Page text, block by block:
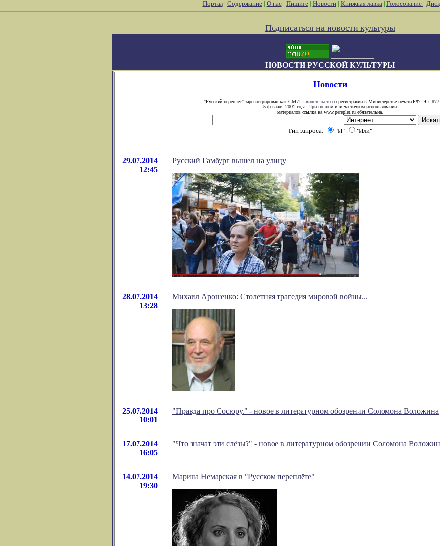
Портал| Содержание| О нас| Пишите| Новости| Книжная лавка| Голосование |
Подписаться на новости культуры
НОВОСТИ РУССКОЙ КУЛЬТУРЫ
Новости
"Русский переплет" зарегистрирован как СМИ. Свидетельство о регистрации в Министерстве печати РФ: Эл.
5 февраля 2001 года. При полном или частичном использовании
материалов ссылка на www.pereplet.ru обязательна.
Тип запроса: "И" "Или"
29.07.2014
12:45
Русский Гамбург вышел на улицу
28.07.2014
13:28
Михаил Арошенко: Столетняя трагедия мировой войны...
25.07.2014
10:01
"Правда про Сосюру." - новое в литературном обозрении Соломона Воложина
17.07.2014
16:05
"Что значат эти слёзы?" - новое в литературном обозрении Соломона
14.07.2014
19:30
Марина Немарская в "Русском переплёте"